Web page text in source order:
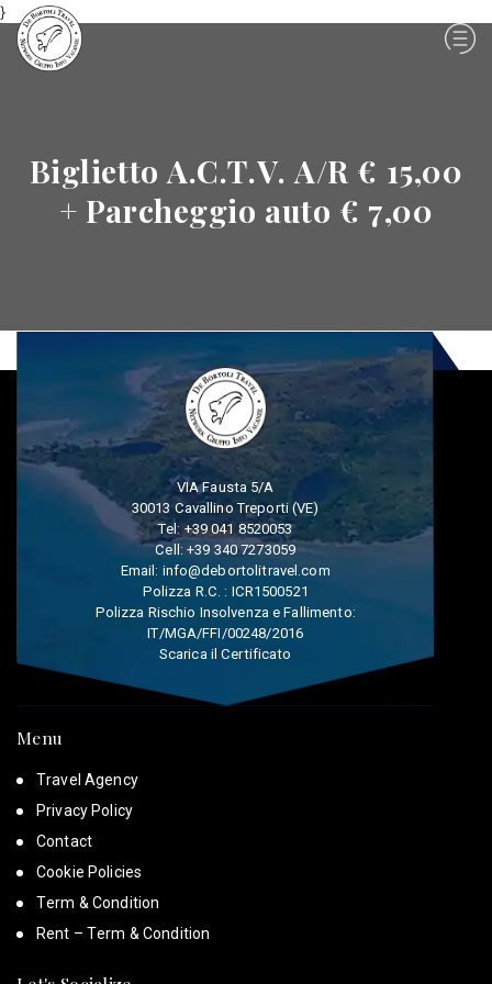
}
Biglietto A.C.T.V. A/R € 15,00
+ Parcheggio auto € 7,00
VIA Fausta 5/A
30013 Cavallino Treporti (VE)
Tel:+39 041 8520053
Cell:+39 340 7273059
Email: info@debortolitravel.com
Polizza R.C. : ICR1500521
Polizza Rischio Insolvenza e Fallimento:
IT/MGA/FFI/00248/2016
Scarica il Certificato
Menu
Travel Agency
Privacy Policy
Contact
Cookie Policies
Term & Condition
Rent – Term & Condition